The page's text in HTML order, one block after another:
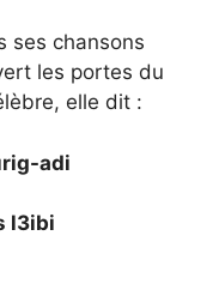
ses chansons
les portes du
elle dit :
adi
l3ibi